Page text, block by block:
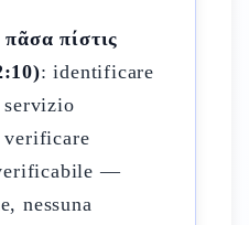
πίστις
: identificare
verificare
—
nessuna